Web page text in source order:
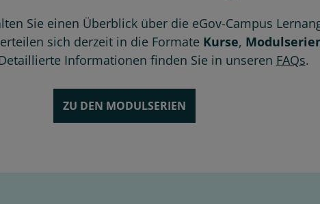
Sie einen Überblick über die eGov-Campus
sich derzeit in die Formate Kurse,
Informationen finden Sie in unseren FAQs.
ZU DEN MODULSERIEN